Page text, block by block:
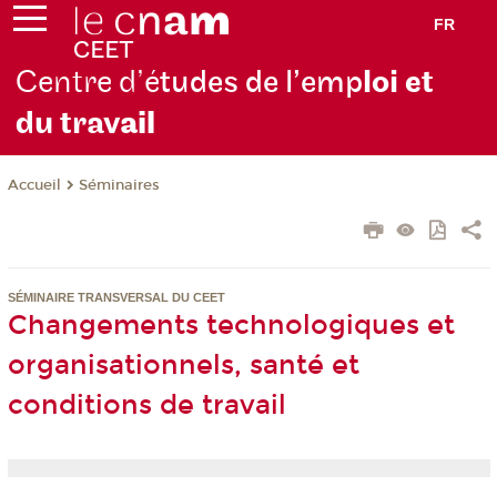
FR
Centre d’études de l’emploi et
du travail
Accueil Séminaires
SÉMINAIRE TRANSVERSAL DU CEET
Changements technologiques et
organisationnels, santé et
conditions de travail